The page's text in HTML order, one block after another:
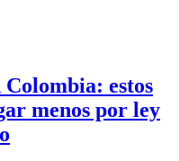
Colombia: estos
menos por ley